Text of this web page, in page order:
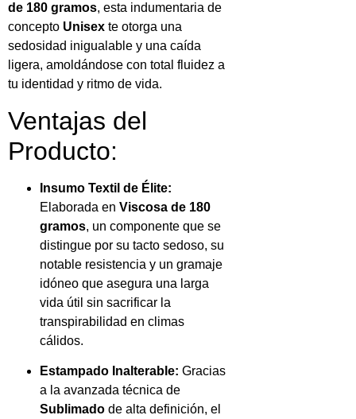
de 180 gramos, esta indumentaria de
concepto Unisex te otorga una
sedosidad inigualable y una caída
ligera, amoldándose con total fluidez a
tu identidad y ritmo de vida.
Ventajas del
Producto:
Insumo Textil de Élite:
Elaborada en Viscosa de 180
gramos, un componente que se
distingue por su tacto sedoso, su
notable resistencia y un gramaje
idóneo que asegura una larga
vida útil sin sacrificar la
transpirabilidad en climas
cálidos.
Estampado Inalterable: Gracias
a la avanzada técnica de
Sublimado de alta definición, el